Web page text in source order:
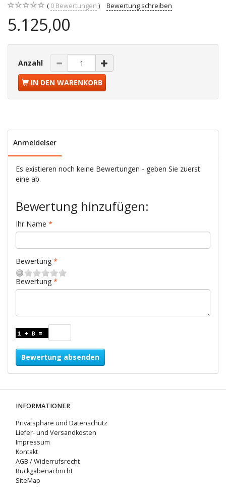
0 Bewertungen Bewertung schreiben
5.125,00
Anzahl
IN DEN WARENKORB
Anmeldelser
Es existieren noch keine Bewertungen - geben Sie zuerst
eine ab.
Bewertung hinzufügen:
Ihr Name
Bewertung
Bewertung
Bewertung absenden
INFORMATIONER
Privatsphäre und Datenschutz
Liefer- und Versandkosten
Impressum
Kontakt
AGB / Widerrufsrecht
Rückgabenachricht
SiteMap